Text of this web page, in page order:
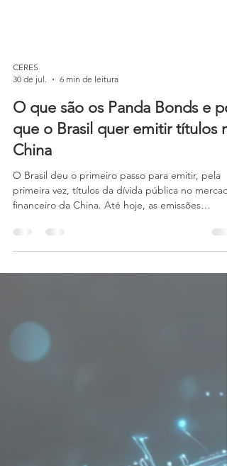
30 de jul.
6 min de leitura
O que são os Panda Bonds e
que o Brasil quer emitir títulos
China
O Brasil deu o primeiro passo para emitir, pela
primeira vez, títulos da dívida pública no
financeiro da China. Até hoje, as emissões
em euros. Agora, o governo pretende acessar